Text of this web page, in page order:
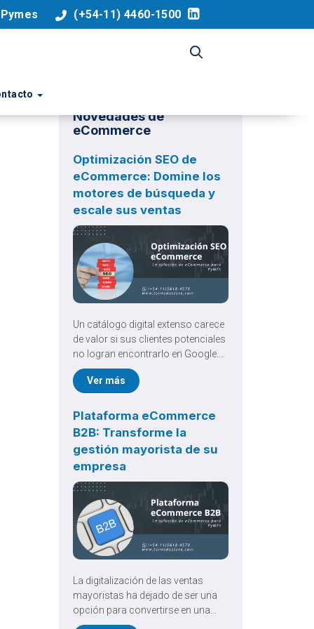
(+54-11) 4460-1500
Novedades de
eCommerce
Optimización SEO de
eCommerce: Domine los
motores de búsqueda y
escale sus ventas
Un catálogo digital extenso carece
de valor si sus clientes potenciales
no logran encontrarlo en Google.
Implementar una rigurosa
Optimización SEO de eCommerce
traccionar tráfico orgánico
cualificado, reducir la drástica
dependencia publicitaria y
garantizar un crecimiento
comercial verdaderamente
sostenible a largo plazo.
Ver más
Plataforma eCommerce
B2B: Transforme la
gestión mayorista de su
empresa
La digitalización de las ventas
mayoristas ha dejado de ser una
opción para convertirse en una
necesidad estructural. Adoptar una